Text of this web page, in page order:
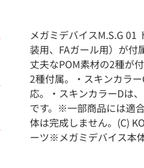
メガミデバイスM.S.G
装用、FAガール用）が付
丈夫なPOM素材の2種が
2種付属。・スキンカラ
応。・スキンカラーDは
です。※一部商品には適
体は完成しません。(C)
ーツ※メガミデバイス本